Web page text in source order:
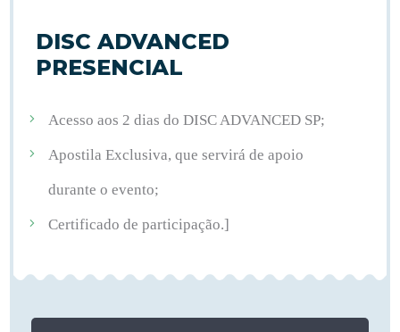
DISC ADVANCED
PRESENCIAL
Acesso aos 2 dias do DISC ADVANCED SP;
Apostila Exclusiva, que servirá de apoio
durante o evento;
Certificado de participação.]